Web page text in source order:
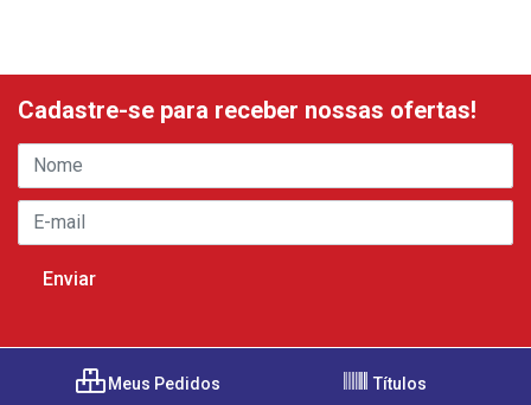
Cadastre-se para receber nossas ofertas!
Meus Pedidos Títulos